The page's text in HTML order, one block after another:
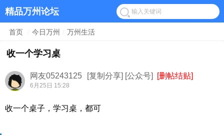
精品万州论坛
首页 今日万州 万州生活
收一个学习桌
网友05243125
6月25日 15:28
[复制分享] [公众号] [删帖结贴]
收一个桌子，学习桌，都可